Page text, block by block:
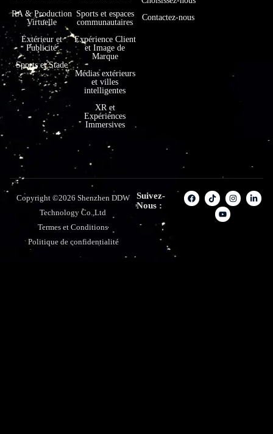
RA & Production
Virtuelle
Extérieur et
Publicité
Sports et Stade
Sports et espaces
communautaires
Expérience Client
et Image de
Marque
Médias extérieurs
et villes
intelligentes
XR et
Expériences
Immersives
Contactez-nous
Copyright ©2026 Shenzhen DDW
Technology Co.,Ltd
Termes et Conditions
Politique de confidentialité
Suivez-
Nous :